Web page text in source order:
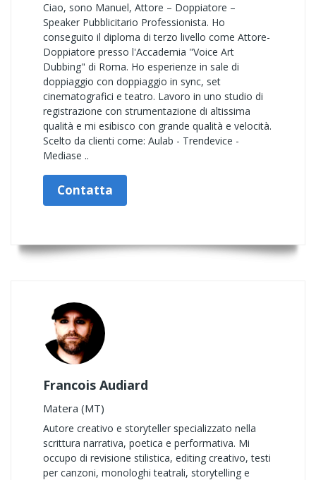
Ciao, sono Manuel, Attore – Doppiatore –
Speaker Pubblicitario Professionista. Ho
conseguito il diploma di terzo livello come Attore-
Doppiatore presso l'Accademia "Voice Art
Dubbing" di Roma. Ho esperienze in sale di
doppiaggio con doppiaggio in sync, set
cinematografici e teatro. Lavoro in uno studio di
registrazione con strumentazione di altissima
qualità e mi esibisco con grande qualità e velocità.
Scelto da clienti come: Aulab - Trendevice -
Mediase ..
Contatta
Francois Audiard
Matera (MT)
Autore creativo e storyteller specializzato nella
scrittura narrativa, poetica e performativa. Mi
occupo di revisione stilistica, editing creativo, testi
per canzoni, monologhi teatrali, storytelling e